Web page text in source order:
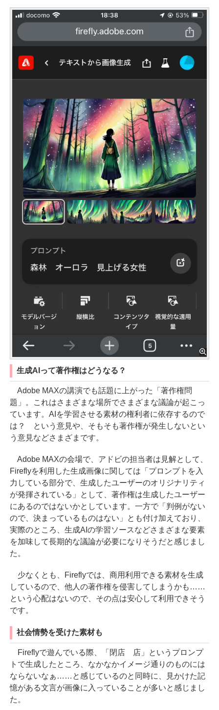
生成AIって著作権はどうなる？
Adobe MAXの講演でも話題に上がった「著作権問
題」。これはさまざまな場所でさまざまな議論が起こっ
ています。AIを学習させる素材の権利者に依存するので
は？ という意見や、そもそも著作権が発生しないとい
う意見などさまざまです。
Adobe MAXの会場で、アドビの担当者は見解として、
Fireflyを利用した生成画像に関しては「プロンプトを入
力している部分で、生成したユーザーのオリジナリティ
が発揮されている」として、著作権は生成したユーザー
にあるのではないかとしています。一方で「判例がない
ので、決まっているものはない」とも付け加えており、
実際のところ、生成AIの学習ソースなどさまざまな要素
を加味して長期的な議論が必要になりそうだと感じまし
た。
少なくとも、Fireflyでは、商用利用できる素材を生成
しているので、他人の著作権を侵害してしまうかも……
という心配はないので、その点は安心して利用できそう
です。
社会情勢を受けた素材も
Fireflyで遊んでいる際、「閉店 店」というプロンプ
トで生成したところ、なかなかイメージ通りのものには
ならないなぁ……と感じているのと同時に、見かけた記
憶がある文言が画像に入っていることが多いと感じまし
た。